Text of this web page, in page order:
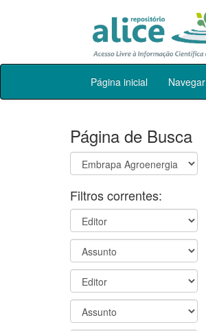
Skip
Página inicial Navegar
Página de Busca
Filtros correntes: